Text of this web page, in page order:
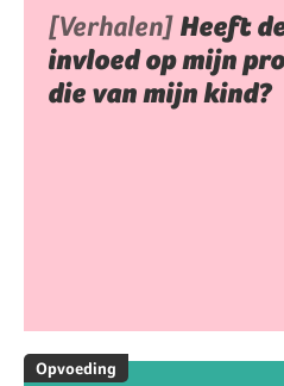
[Verhalen] Heeft
invloed op mijn
die van mijn kind?
Opvoeding